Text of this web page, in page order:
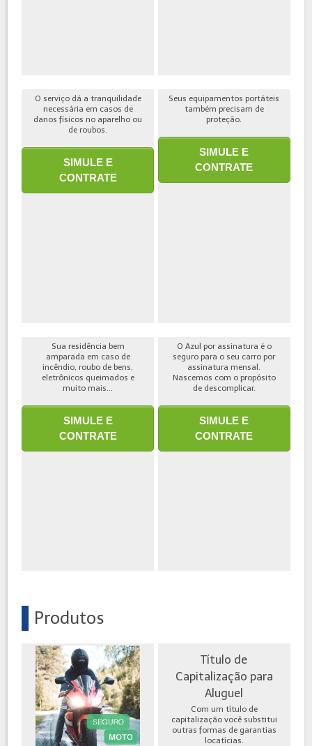
O serviço dá a tranquilidade
necessária em casos de
danos físicos no aparelho ou
de roubos.
SIMULE E
CONTRATE
Seus equipamentos portáteis
também precisam de
proteção.
SIMULE E
CONTRATE
Sua residência bem
amparada em caso de
incêndio, roubo de bens,
eletrônicos queimados e
muito mais...
SIMULE E
CONTRATE
O Azul por assinatura é o
seguro para o seu carro por
assinatura mensal.
Nascemos com o propósito
de descomplicar.
SIMULE E
CONTRATE
Produtos
Título de
Capitalização para
Aluguel
Com um título de
capitalização você substitui
outras formas de garantias
locatícias.